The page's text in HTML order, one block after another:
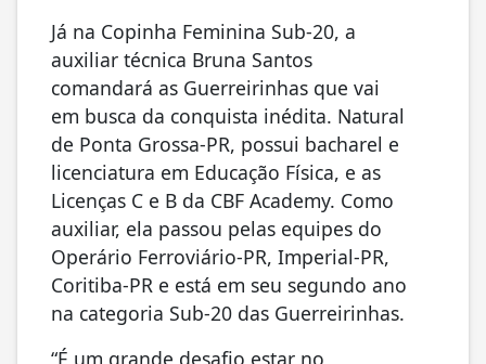
Já na Copinha Feminina Sub-20, a
auxiliar técnica Bruna Santos
comandará as Guerreirinhas que vai
em busca da conquista inédita. Natural
de Ponta Grossa-PR, possui bacharel e
licenciatura em Educação Física, e as
Licenças C e B da CBF Academy. Como
auxiliar, ela passou pelas equipes do
Operário Ferroviário-PR, Imperial-PR,
Coritiba-PR e está em seu segundo ano
na categoria Sub-20 das Guerreirinhas.
“É um grande desafio estar no